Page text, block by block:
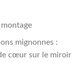
mignonnes :
cœur sur le miroir